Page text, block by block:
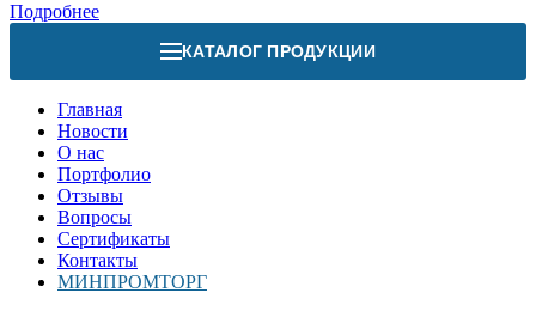
Подробнее
КАТАЛОГ ПРОДУКЦИИ
Главная
Новости
О нас
Портфолио
Отзывы
Вопросы
Сертификаты
Контакты
МИНПРОМТОРГ